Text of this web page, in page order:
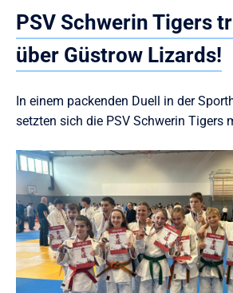
PSV Schwerin Tigers
über Güstrow Lizards!
In einem packenden Duell in der
setzten sich die PSV Schwerin Tigers